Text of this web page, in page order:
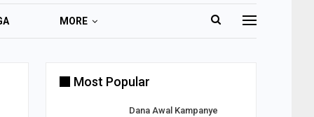
MORE
Most Popular
Dana Awal Kampanye